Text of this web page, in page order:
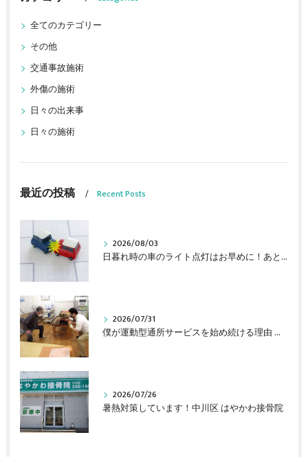
全てのカテゴリー
その他
交通事故施術
外傷の施術
日々の出来事
日々の施術
最近の投稿 Recent Posts
2026/08/03
日暮れ時の車のライト点灯はお早めに！あと車線変更時は目視を忘れずに！ 中川区 はやかわ接骨院
2026/07/31
僕が運動型通所サービスを始め続ける理由 中川区 はやかわ接骨院
2026/07/26
暑熱対策しています！中川区 はやかわ接骨院